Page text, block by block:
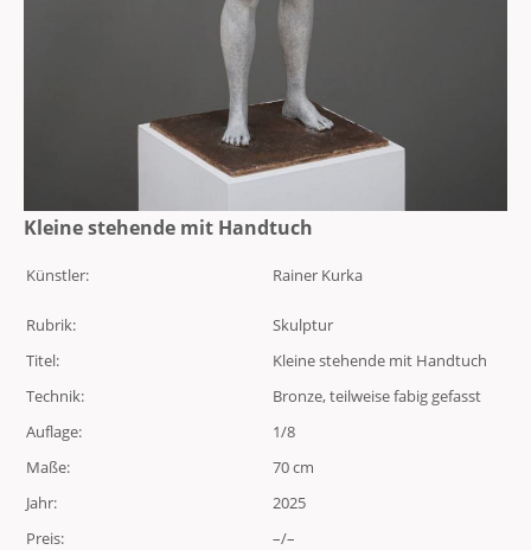
Kleine stehende mit Handtuch
Künstler: Rainer Kurka
Rubrik:
Skulptur
Titel:
Kleine stehende mit Handtuch
Technik:
Bronze, teilweise fabig gefasst
Auflage:
1/8
Maße:
70 cm
Jahr:
2025
Preis:
–/–